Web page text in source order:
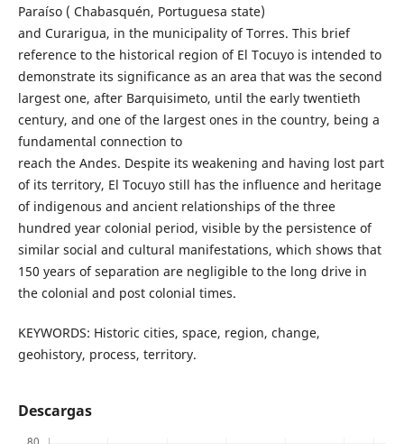
Paraíso ( Chabasquén, Portuguesa state)
and Curarigua, in the municipality of Torres. This brief
reference to the historical region of El Tocuyo is intended to
demonstrate its significance as an area that was the second
largest one, after Barquisimeto, until the early twentieth
century, and one of the largest ones in the country, being a
fundamental connection to
reach the Andes. Despite its weakening and having lost part
of its territory, El Tocuyo still has the influence and heritage
of indigenous and ancient relationships of the three
hundred year colonial period, visible by the persistence of
similar social and cultural manifestations, which shows that
150 years of separation are negligible to the long drive in
the colonial and post colonial times.
KEYWORDS: Historic cities, space, region, change,
geohistory, process, territory.
Descargas